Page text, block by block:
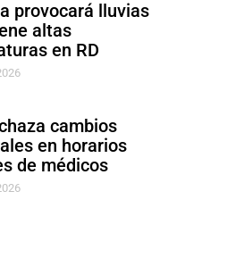
provocará lluvias
altas
en RD
cambios
en horarios
de médicos